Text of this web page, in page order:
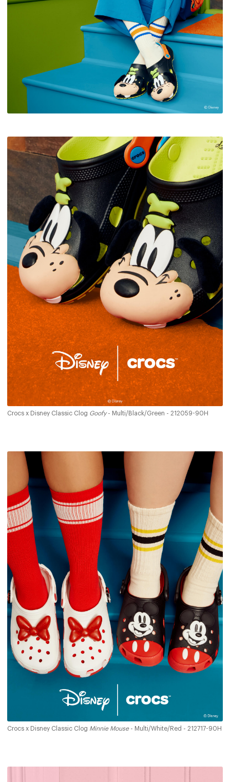
Crocs x Disney Classic Clog Goofy- Multi/Black/Green - 212059-90H
Crocs x Disney Classic Clog Minnie Mouse- Multi/White/Red - 212717-90H